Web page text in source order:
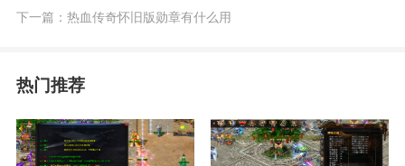
下一篇： 热血传奇怀旧版勋章有什么用
热门推荐